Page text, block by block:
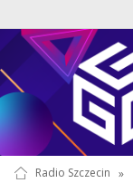
Radio Szczecin »